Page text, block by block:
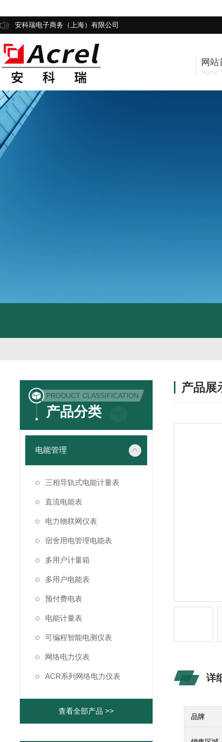
安科瑞电子商务（上海）有限公司
网站
Home
PRODUCT CLASSIFICATION
产品分类
电能管理
三相导轨式电能计量表
直流电能表
电力物联网仪表
宿舍用电管理电能表
多用户计量箱
多用户电能表
预付费电表
电能计量表
可编程智能电测仪表
网络电力仪表
ACR系列网络电力仪表
查看全部产品 >>
产品展
详
品牌